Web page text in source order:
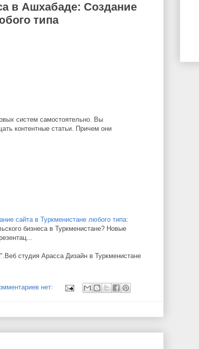
в Ашхабаде: Создание
типа
систем самостоятельно. Вы
контентные статьи. Причем они
сайта в Туркменистане любого типа:
бизнеса в Туркменистане? Новые
студия Арасса Дизайн в Туркменистане
нет: